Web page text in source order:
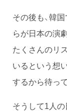
その後も、韓
らが日本の演
たくさんのリ
いるという想
するから待っ
そうして1人